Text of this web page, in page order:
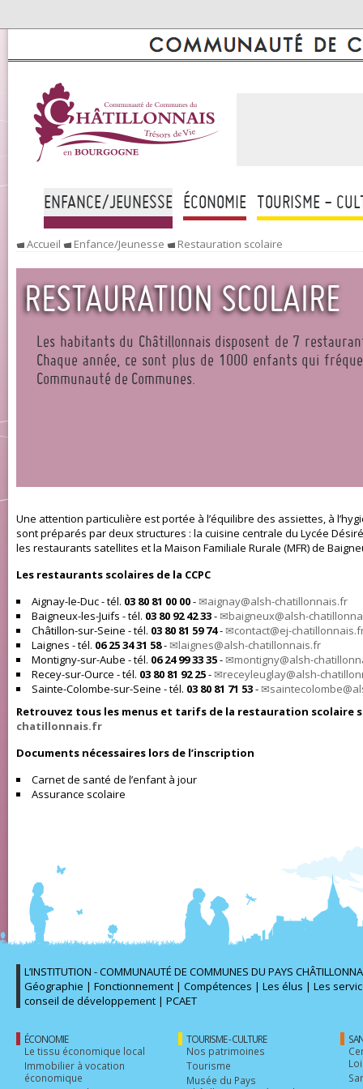
ENFANCE/JEUNESSE ÉCONOMIE TOURISME -
Accueil Enfance/Jeunesse Restauration scolaire
RESTAURATION SCOLAIRE
Les habitants du Châtillonnais disposent de 7
Chaque année, ce sont plus de 1000 enfants qui
Communauté de Communes.
Une attention particulière est portée à l’équilibre des assiettes, à
sont préparés par deux structures : la cuisine centrale du Lycée
les restaurants satellites et la Maison Familiale Rurale (MFR) de
Les restaurants scolaires de la CCPC
Aignay-le-Duc - tél. 03 80 81 00 00-
aignay@alsh-chatillonnais.fr
Baigneux-les-Juifs - tél. 03 80 92 42 33-
baigneux@alsh-
Châtillon-sur-Seine - tél. 03 80 81 59 74-
contact@ej-
Laignes - tél. 06 25 34 31 58-
laignes@alsh-chatillonnais.fr
Montigny-sur-Aube - tél. 06 24 99 33 35-
montigny@alsh-
Recey-sur-Ource - tél. 03 80 81 92 25-
receyleuglay@alsh-
Sainte-Colombe-sur-Seine - tél. 03 80 81 71 53-
Retrouvez tous les menus et tarifs de la restauration scolaire
chatillonnais.fr
Documents nécessaires lors de l’inscription
Carnet de santé de l’enfant à jour
Assurance scolaire
L’INSTITUTION - COMMUNAUTÉ DE COMMUNES DU PAYS
Géographie | Fonctionnement | Compétences | Les élus | Les
conseil de développement | PCAET
ÉCONOMIE
Le tissu économique local
Immobilier à vocation
économique
TOURISME - CULTURE
Nos patrimoines
Tourisme
Musée du Pays